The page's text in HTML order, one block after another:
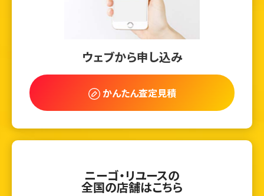
ウェブから申し込み
かんたん査定見積
ニーゴ・リユースの
全国の店舗はこちら